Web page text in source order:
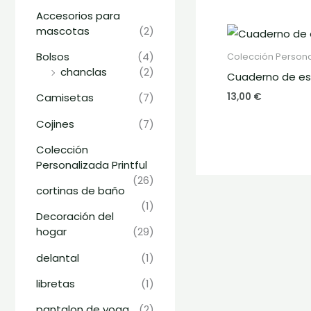
Accesorios para
mascotas
(2)
Bolsos
(4)
chanclas
(2)
Camisetas
(7)
Cojines
(7)
Colección
Personalizada Printful
(26)
cortinas de baño
(1)
Decoración del
hogar
(29)
delantal
(1)
libretas
(1)
Colección
Cuaderno de
13,00 €